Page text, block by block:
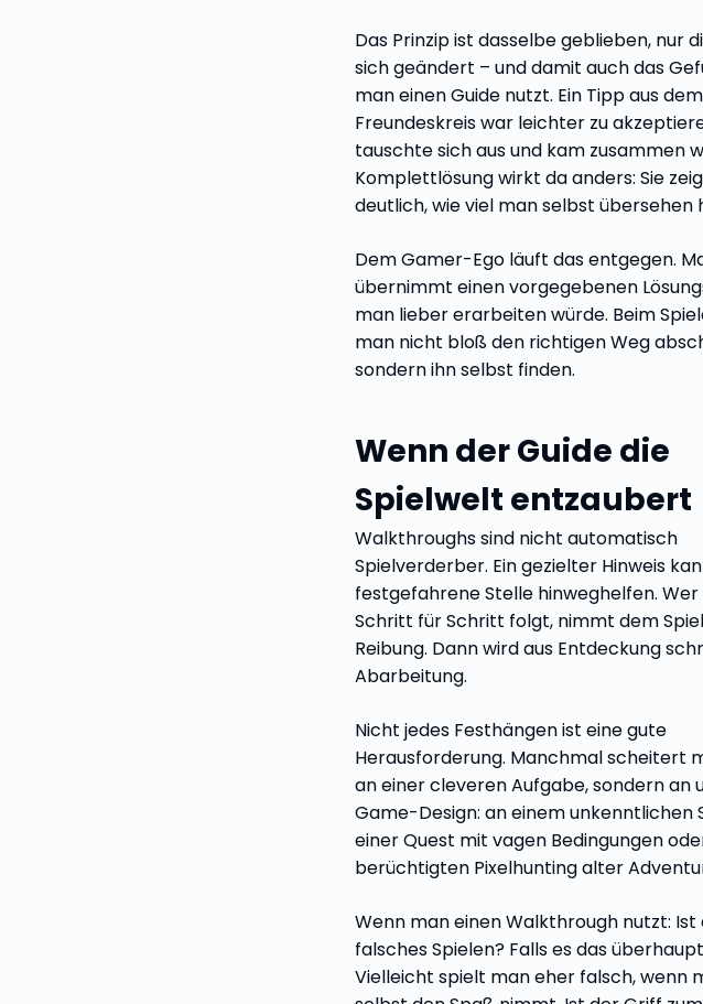
Das Prinzip ist dasselbe geblieben, nur
sich geändert – und damit auch das
man einen Guide nutzt. Ein Tipp aus dem
Freundeskreis war leichter zu
tauschte sich aus und kam zusammen
Komplettlösung wirkt da anders: Sie
deutlich, wie viel man selbst übersehen
Dem Gamer-Ego läuft das entgegen.
übernimmt einen vorgegebenen
man lieber erarbeiten würde. Beim
man nicht bloß den richtigen Weg
sondern ihn selbst finden.
Wenn der Guide die
Spielwelt entzaubert
Walkthroughs sind nicht automatisch
Spielverderber. Ein gezielter Hinweis
festgefahrene Stelle hinweghelfen.
Schritt für Schritt folgt, nimmt dem
Reibung. Dann wird aus Entdeckung
Abarbeitung.
Nicht jedes Festhängen ist eine gute
Herausforderung. Manchmal scheitert
an einer cleveren Aufgabe, sondern an
Game-Design: an einem unkenntlichen
einer Quest mit vagen Bedingungen
berüchtigten Pixelhunting alter
Wenn man einen Walkthrough nutzt: Ist
falsches Spielen? Falls es das
Vielleicht spielt man eher falsch, wenn